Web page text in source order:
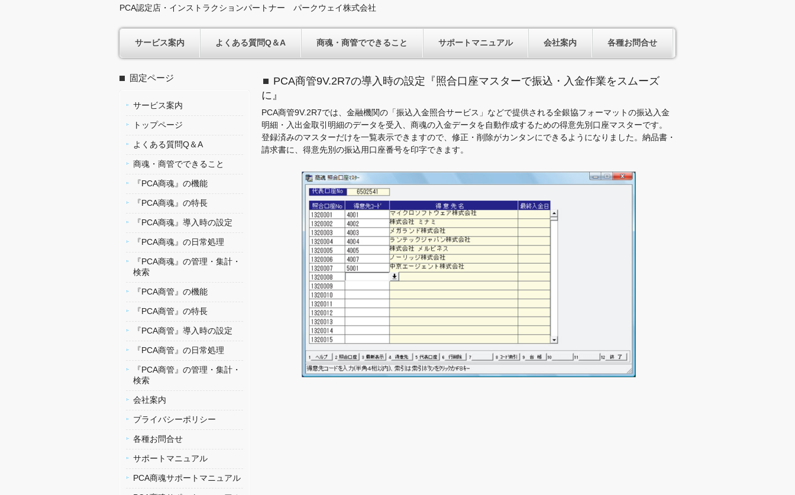
PCA認定店・インストラクションパートナー パークウェイ株式会社
サービス案内 よくある質問Q＆A 商魂・商管でできること サポートマニュアル 会社案内 各種お問合せ
PCA商管9V.2R7の導入時の設定『照合口座マスターで振込・入金作業をスムーズ
に』
PCA商管9V.2R7では、金融機関の「振込入金照合サービス」などで提供される全銀協フォーマットの振込入金
明細・入出金取引明細のデータを受入、商魂の入金データを自動作成するための得意先別口座マスターです。
登録済みのマスターだけを一覧表示できますので、修正・削除がカンタンにできるようになりました。納品書・
請求書に、得意先別の振込用口座番号を印字できます。
固定ページ
サービス案内
トップページ
よくある質問Q＆A
商魂・商管でできること
『PCA商魂』の機能
『PCA商魂』の特長
『PCA商魂』導入時の設定
『PCA商魂』の日常処理
『PCA商魂』の管理・集計・
検索
『PCA商管』の機能
『PCA商管』の特長
『PCA商管』導入時の設定
『PCA商管』の日常処理
『PCA商管』の管理・集計・
検索
会社案内
プライバシーポリシー
各種お問合せ
サポートマニュアル
PCA商魂サポートマニュアル